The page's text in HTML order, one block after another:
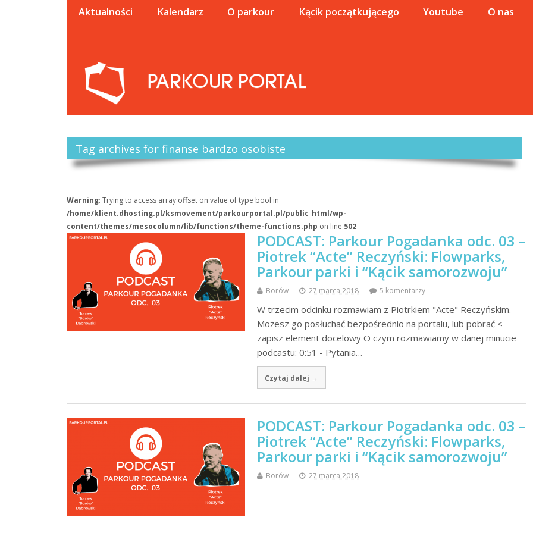
Aktualności Kalendarz O parkour Kącik początkującego Youtube O nas
Tag archives for finanse bardzo osobiste
Warning: Trying to access array offset on value of type bool in
/home/klient.dhosting.pl/ksmovement/parkourportal.pl/public_html/wp-
content/themes/mesocolumn/lib/functions/theme-functions.php on line 502
PODCAST: Parkour Pogadanka odc. 03 –
Piotrek “Acte” Reczyński: Flowparks,
Parkour parki i “Kącik samorozwoju”
Borów 27 marca 2018 5 komentarzy
W trzecim odcinku rozmawiam z Piotrkiem "Acte" Reczyńskim.
Możesz go posłuchać bezpośrednio na portalu, lub pobrać <---
zapisz element docelowy O czym rozmawiamy w danej minucie
podcastu: 0:51 - Pytania…
Czytaj dalej →
PODCAST: Parkour Pogadanka odc. 03 –
Piotrek “Acte” Reczyński: Flowparks,
Parkour parki i “Kącik samorozwoju”
Borów 27 marca 2018